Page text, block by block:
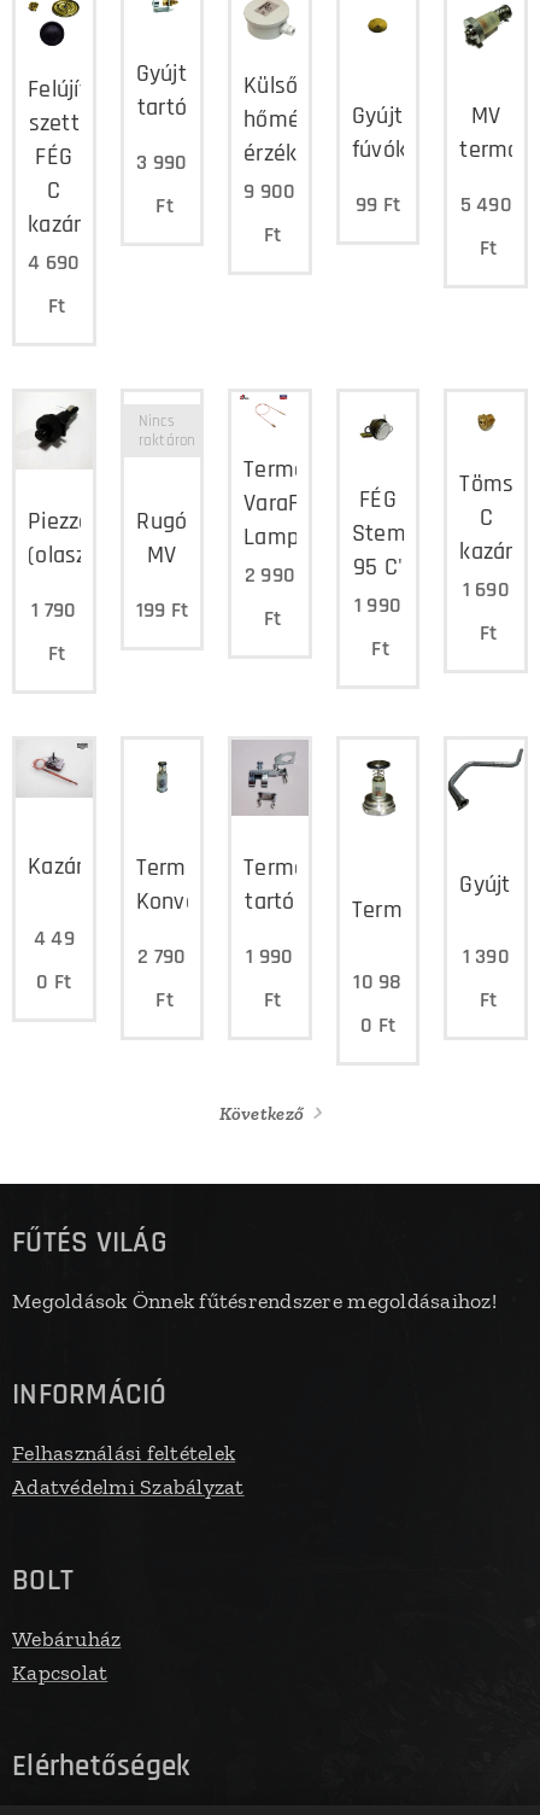
Felújító
szett
FÉG
C
kazán
4 690
Ft
Gyújtóláng
tartó
3 990
Ft
Külső
hőmérséklet
érzékelő
9 900
Ft
Gyújtóláng
fúvóka
99 Ft
MV
5 490
Ft
Piezzó
(olasz)
1 790
Ft
Rugó
MV
Nincs
raktáron
199 Ft
Termoelem
VaraFÉG,
Lampart
2 990
Ft
FÉG
Stemco
95 C'
1 990
Ft
C
1 690
Ft
Kazántermosztát
4 49
0 Ft
Termomágnes
Konvektorhoz
2 790
Ft
Termoelem
tartó
1 990
Ft
Termomágnes
10 98
0 Ft
1 390
Ft
Következő
FŰTÉS VILÁG
Megoldások Önnek fűtésrendszere megoldásaihoz!
INFORMÁCIÓ
Felhasználási feltételek
Adatvédelmi Szabályzat
BOLT
Webáruház
Kapcsolat
Elérhetőségek